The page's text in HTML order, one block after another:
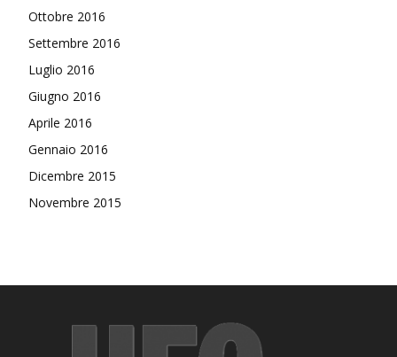
Ottobre 2016
Settembre 2016
Luglio 2016
Giugno 2016
Aprile 2016
Gennaio 2016
Dicembre 2015
Novembre 2015